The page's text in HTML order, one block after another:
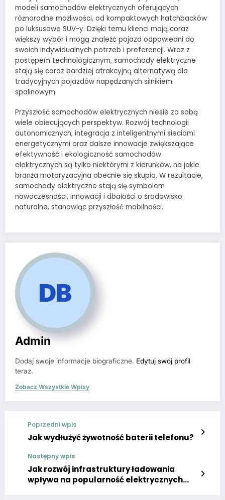
modeli samochodów elektrycznych oferujących
różnorodne możliwości, od kompaktowych hatchbacków
po luksusowe SUV-y. Dzięki temu klienci mają coraz
większy wybór i mogą znaleźć pojazd odpowiedni do
swoich indywidualnych potrzeb i preferencji. Wraz z
postępem technologicznym, samochody elektryczne
stają się coraz bardziej atrakcyjną alternatywą dla
tradycyjnych pojazdów napędzanych silnikiem
spalinowym.
Przyszłość samochodów elektrycznych niesie za sobą
wiele obiecujących perspektyw. Rozwój technologii
autonomicznych, integracja z inteligentnymi sieciami
energetycznymi oraz dalsze innowacje zwiększające
efektywność i ekologiczność samochodów
elektrycznych są tylko niektórymi z kierunków, na jakie
branża motoryzacyjna obecnie się skupia. W rezultacie,
samochody elektryczne stają się symbolem
nowoczesności, innowacji i dbałości o środowisko
naturalne, stanowiąc przyszłość mobilności.
Admin
Dodaj swoje informacje biograficzne. Edytuj swój profil
teraz.
Zobacz Wszystkie Wpisy
Poprzedni wpis
Jak wydłużyć żywotność baterii telefonu?
Następny wpis
Jak rozwój infrastruktury ładowania
wpływa na popularność elektrycznych